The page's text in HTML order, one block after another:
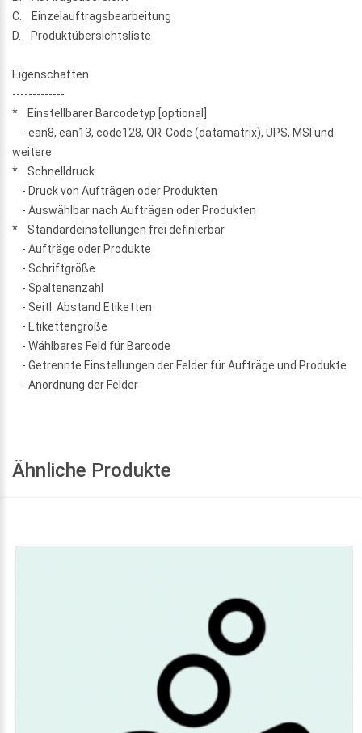
C. Einzelauftragsbearbeitung
D. Produktübersichtsliste
Eigenschaften
-------------
* Einstellbarer Barcodetyp [optional]
- ean8, ean13, code128, QR-Code (datamatrix), UPS, MSI und
weitere
* Schnelldruck
- Druck von Aufträgen oder Produkten
- Auswählbar nach Aufträgen oder Produkten
* Standardeinstellungen frei definierbar
- Aufträge oder Produkte
- Schriftgröße
- Spaltenanzahl
- Seitl. Abstand Etiketten
- Etikettengröße
- Wählbares Feld für Barcode
- Getrennte Einstellungen der Felder für Aufträge und Produkte
- Anordnung der Felder
Ähnliche Produkte